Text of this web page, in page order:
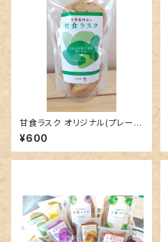
甘食ラスク オリジナル(プレー
ン)100g入 チャック袋
¥600